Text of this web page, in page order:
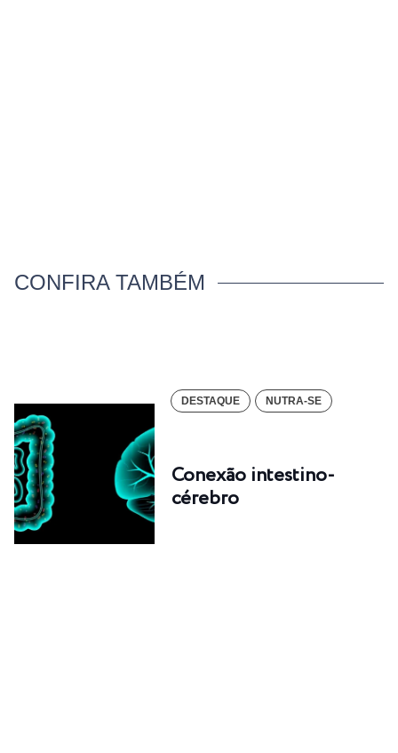
CONFIRA TAMBÉM
DESTAQUE NUTRA-SE
Conexão intestino-
cérebro